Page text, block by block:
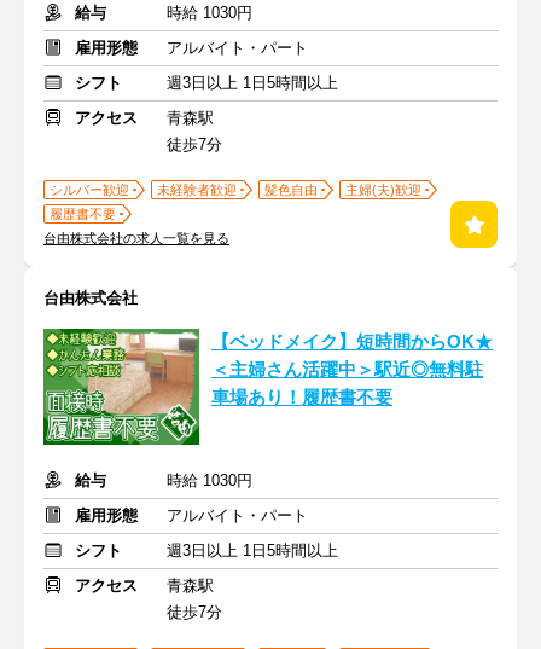
給与
時給 1030円
雇用形態
アルバイト・パート
シフト
週3日以上 1日5時間以上
アクセス
青森駅
徒歩7分
シルバー歓迎 未経験者歓迎 髪色自由
主婦(夫)歓迎
履歴書不要
台由株式会社の求人一覧を見る
台由株式会社
【ベッドメイク】短時間からOK★
＜主婦さん活躍中＞駅近◎無料駐
車場あり！履歴書不要
給与
時給 1030円
雇用形態
アルバイト・パート
シフト
週3日以上 1日5時間以上
アクセス
青森駅
徒歩7分